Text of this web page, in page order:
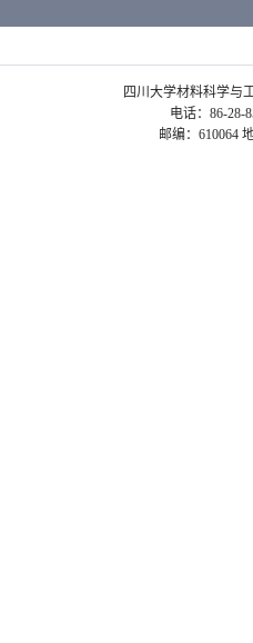
四川大学材料科学与
电话：86-28-
邮编：610064